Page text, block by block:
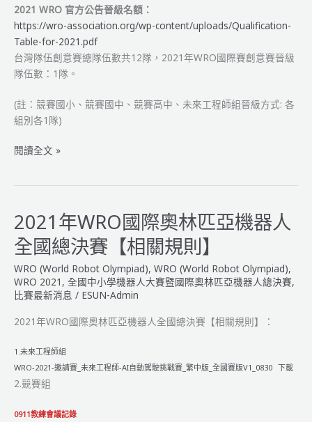
度
最
佳
機
器
教
練
入
名
公
告
2021 WRO 官方公告晉級名額：
https://wro-association.org/wp-content/uploads/Qualification-
Table-for-2021.pdf
台灣隊伍創意賽總隊伍數共12隊，2021年WRO國際賽創意賽晉級
隊伍數：1隊。
(註：競賽國小、競賽國中、競賽高中、未來工程師組晉級方式: 各
組別各1隊)
2021
際
奧
林
亞
機
人
國
總
決
閱讀全文 »
2021年WRO國際奧林匹亞機器人
全國總決賽【相關規則】
WRO (World Robot Olympiad), WRO (World Robot Olympiad),
WRO 2021 , 全國中小學機器人大賽暨國際奧林匹亞機器人總決賽,
比賽最新消息 / ESUN-Admin
2021年WRO國際奧林匹亞機器人全國總決賽【相關規則】：
1.未來工程師組
WRO-2021-邀請賽_未來工程師-AI自動駕駛挑戰賽_繁中版_全國賽版V1_0830 下載
2.競賽組
0911教練會議記錄